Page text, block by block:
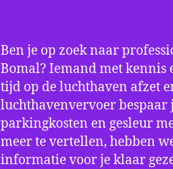
Ben je op zoek naar
Bomal? Iemand met kennis
tijd op de luchthaven afzet
luchthavenvervoer bespaar
parkingkosten en gesleur
meer te vertellen, hebben
informatie voor je klaar